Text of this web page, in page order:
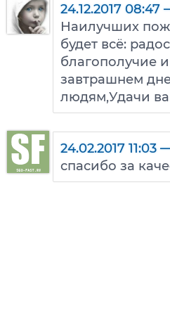
24.12.2017 08:47
Наилучших
будет всё:
благополучие
завтрашнем
людям,Удачи
24.02.2017 11:03
спасибо за